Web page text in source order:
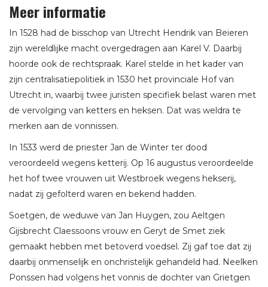
Meer informatie
In 1528 had de bisschop van Utrecht Hendrik van Beieren
zijn wereldlijke macht overgedragen aan Karel V. Daarbij
hoorde ook de rechtspraak. Karel stelde in het kader van
zijn centralisatiepolitiek in 1530 het provinciale Hof van
Utrecht in, waarbij twee juristen specifiek belast waren met
de vervolging van ketters en heksen. Dat was weldra te
merken aan de vonnissen.
In 1533 werd de priester Jan de Winter ter dood
veroordeeld wegens ketterij. Op 16 augustus veroordeelde
het hof twee vrouwen uit Westbroek wegens hekserij,
nadat zij gefolterd waren en bekend hadden.
Soetgen, de weduwe van Jan Huygen, zou Aeltgen
Gijsbrecht Claessoons vrouw en Geryt de Smet ziek
gemaakt hebben met betoverd voedsel. Zij gaf toe dat zij
daarbij onmenselijk en onchristelijk gehandeld had. Neelken
Ponssen had volgens het vonnis de dochter van Grietgen